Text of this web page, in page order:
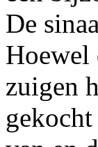
De
Hoewel
zuigen